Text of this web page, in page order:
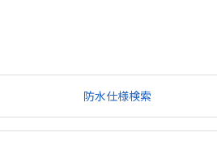
防水仕様検索